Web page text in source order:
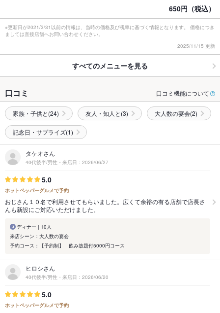
650円（税込）
※更新日が2021/3/31以前の情報は、当時の価格及び税率に基づく情報となります。 価格につき
ましては直接店舗へお問い合わせください。
2025/11/15 更新
すべてのメニューを見る
口コミ 口コミ機能について
家族・子供と(24) 友人・知人と(3) 大人数の宴会(2)
記念日・サプライズ(1)
タケオさん
40代後半/男性・来店日：2026/06/27
5.0
ホットペッパーグルメで予約
おじさん１０名で利用させてもらいました。広くて余裕の有る店舗で店長さ
んも新設にご対応いただけました。
ディナー | 10人
来店シーン：大人数の宴会
予約コース：【予約制】 飲み放題付5000円コース
ヒロシさん
40代後半/男性・来店日：2026/06/20
5.0
ホットペッパーグルメで予約